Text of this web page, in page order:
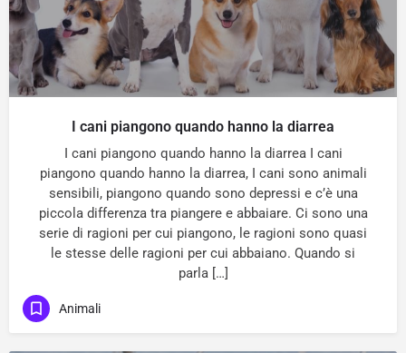
I cani piangono quando hanno la diarrea
I cani piangono quando hanno la diarrea I cani
piangono quando hanno la diarrea, I cani sono animali
sensibili, piangono quando sono depressi e c’è una
piccola differenza tra piangere e abbaiare. Ci sono una
serie di ragioni per cui piangono, le ragioni sono quasi
le stesse delle ragioni per cui abbaiano. Quando si
parla […]
Animali